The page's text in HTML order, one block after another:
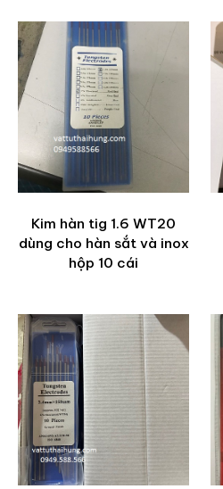
Kim hàn tig 1.6 WT20
dùng cho hàn sắt và inox
hộp 10 cái